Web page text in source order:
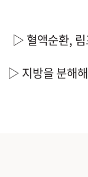
▷ 혈액순환, 림
▷ 지방을 분해